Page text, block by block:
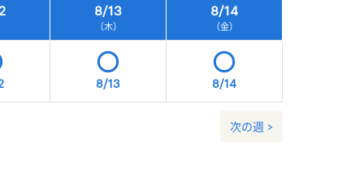
8/13
（木）
8/14
（金）
8/13 8/14
次の週 >